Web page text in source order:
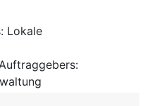
: Lokale
: